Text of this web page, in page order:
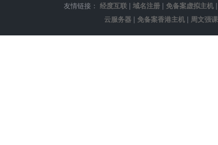
友情链接： 经度互联 | 域名注册 | 免备案虚拟主机
云服务器 | 免备案香港主机 | 周文强